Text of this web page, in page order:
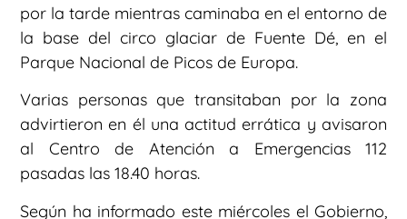
por la tarde mientras caminaba en el entorno de
la base del circo glaciar de Fuente Dé, en el
Parque Nacional de Picos de Europa.
Varias personas que transitaban por la zona
advirtieron en él una actitud errática y avisaron
al Centro de Atención a Emergencias 112
pasadas las 18.40 horas.
Según ha informado este miércoles el Gobierno,